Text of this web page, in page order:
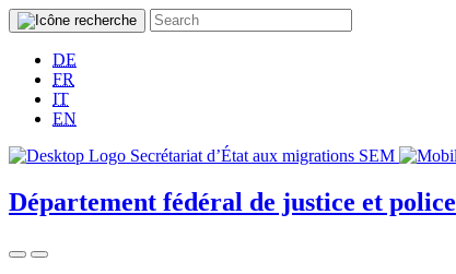
DE
FR
IT
EN
Département fédéral de justice et police